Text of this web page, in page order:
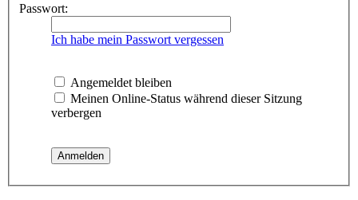
Passwort:
Ich habe mein Passwort vergessen
Angemeldet bleiben
Meinen Online-Status während dieser Sitzung
verbergen